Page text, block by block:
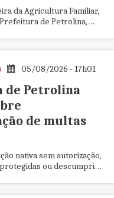
da Agricultura Familiar,
de Petrolina,
05/08/2026 - 17h01
de Petrolina
de multas
nativa sem autorização,
ou descumpri a